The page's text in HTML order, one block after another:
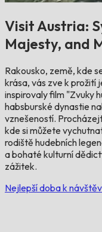
Visit Austria:
Majesty, and
Rakousko, země, kde
krása, vás zve k prožití
inspirovaly film "Zvuky
habsburské dynastie
vznešeností.
kde si můžete
rodiště hudebních
a bohaté kulturní
zážitek.
Nejlepší doba k